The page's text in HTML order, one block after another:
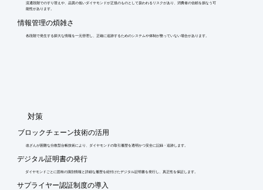
流通段階でのすり替えや、品質の低いダイヤモンドが正規のものとして扱われるリスクがあり、消費者の信頼を損なう可
能性があります。
情報管理の煩雑さ
各段階で発生する膨大な情報を一元管理し、正確に追跡するためのシステムや体制が整っていない場合があります。
​対策
ブロックチェーン技術の活用
改ざんが困難な分散型台帳技術により、ダイヤモンドの取引履歴を透明かつ安全に記録・追跡します。
デジタル証明書の発行
ダイヤモンドごとに固有の識別情報と詳細な履歴を紐付けたデジタル証明書を発行し、真正性を保証します。
サプライヤー認証制度の導入